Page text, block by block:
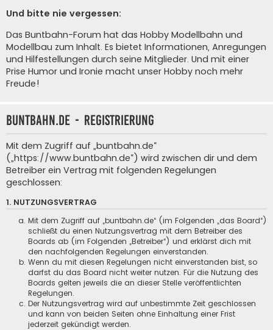
Und bitte nie vergessen:
Das Buntbahn-Forum hat das Hobby Modellbahn und
Modellbau zum Inhalt. Es bietet Informationen, Anregungen
und Hilfestellungen durch seine Mitglieder. Und mit einer
Prise Humor und Ironie macht unser Hobby noch mehr
Freude!
buntbahn.de - Registrierung
Mit dem Zugriff auf „buntbahn.de“
(„https://www.buntbahn.de“) wird zwischen dir und dem
Betreiber ein Vertrag mit folgenden Regelungen
geschlossen:
1. NUTZUNGSVERTRAG
Mit dem Zugriff auf „buntbahn.de“ (im Folgenden „das Board“)
schließt du einen Nutzungsvertrag mit dem Betreiber des
Boards ab (im Folgenden „Betreiber“) und erklärst dich mit
den nachfolgenden Regelungen einverstanden.
Wenn du mit diesen Regelungen nicht einverstanden bist, so
darfst du das Board nicht weiter nutzen. Für die Nutzung des
Boards gelten jeweils die an dieser Stelle veröffentlichten
Regelungen.
Der Nutzungsvertrag wird auf unbestimmte Zeit geschlossen
und kann von beiden Seiten ohne Einhaltung einer Frist
jederzeit gekündigt werden.